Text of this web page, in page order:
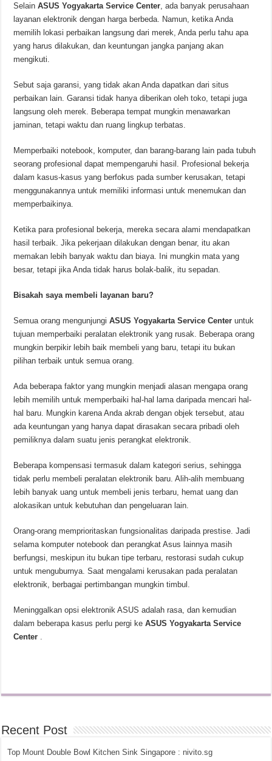
SelainASUS Yogyakarta Service Center , ada banyak perusahaan
layanan elektronik dengan harga berbeda. Namun, ketika Anda
memilih lokasi perbaikan langsung dari merek, Anda perlu tahu apa
yang harus dilakukan, dan keuntungan jangka panjang akan
mengikuti.
Sebut saja garansi, yang tidak akan Anda dapatkan dari situs
perbaikan lain. Garansi tidak hanya diberikan oleh toko, tetapi juga
langsung oleh merek. Beberapa tempat mungkin menawarkan
jaminan, tetapi waktu dan ruang lingkup terbatas.
Memperbaiki notebook, komputer, dan barang-barang lain pada tubuh
seorang profesional dapat mempengaruhi hasil. Profesional bekerja
dalam kasus-kasus yang berfokus pada sumber kerusakan, tetapi
menggunakannya untuk memiliki informasi untuk menemukan dan
memperbaikinya.
Ketika para profesional bekerja, mereka secara alami mendapatkan
hasil terbaik. Jika pekerjaan dilakukan dengan benar, itu akan
memakan lebih banyak waktu dan biaya. Ini mungkin mata yang
besar, tetapi jika Anda tidak harus bolak-balik, itu sepadan.
Bisakah saya membeli layanan baru?
Semua orang mengunjungiASUS Yogyakarta Service Center untuk
tujuan memperbaiki peralatan elektronik yang rusak. Beberapa orang
mungkin berpikir lebih baik membeli yang baru, tetapi itu bukan
pilihan terbaik untuk semua orang.
Ada beberapa faktor yang mungkin menjadi alasan mengapa orang
lebih memilih untuk memperbaiki hal-hal lama daripada mencari hal-
hal baru. Mungkin karena Anda akrab dengan objek tersebut, atau
ada keuntungan yang hanya dapat dirasakan secara pribadi oleh
pemiliknya dalam suatu jenis perangkat elektronik.
Beberapa kompensasi termasuk dalam kategori serius, sehingga
tidak perlu membeli peralatan elektronik baru. Alih-alih membuang
lebih banyak uang untuk membeli jenis terbaru, hemat uang dan
alokasikan untuk kebutuhan dan pengeluaran lain.
Orang-orang memprioritaskan fungsionalitas daripada prestise. Jadi
selama komputer notebook dan perangkat Asus lainnya masih
berfungsi, meskipun itu bukan tipe terbaru, restorasi sudah cukup
untuk menguburnya. Saat mengalami kerusakan pada peralatan
elektronik, berbagai pertimbangan mungkin timbul.
Meninggalkan opsi elektronik ASUS adalah rasa, dan kemudian
dalam beberapa kasus perlu pergi keASUS Yogyakarta Service
Center
Recent Post
Top Mount Double Bowl Kitchen Sink Singapore : nivito.sg